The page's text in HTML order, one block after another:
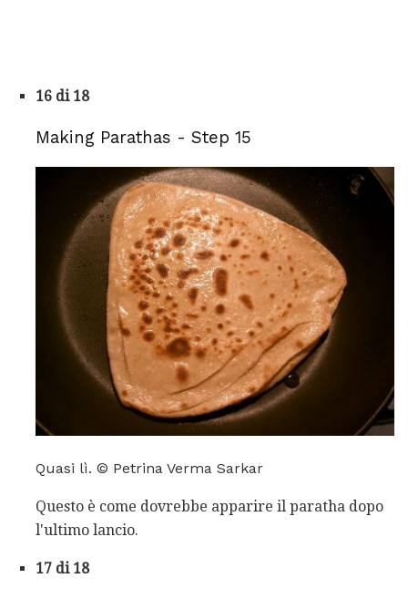
16 di 18
Making Parathas - Step 15
Quasi lì. © Petrina Verma Sarkar
Questo è come dovrebbe apparire il paratha dopo
l'ultimo lancio.
17 di 18